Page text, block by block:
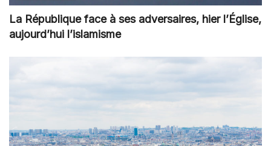
La République face à ses adversaires, hier l’Église,
aujourd’hui l’islamisme